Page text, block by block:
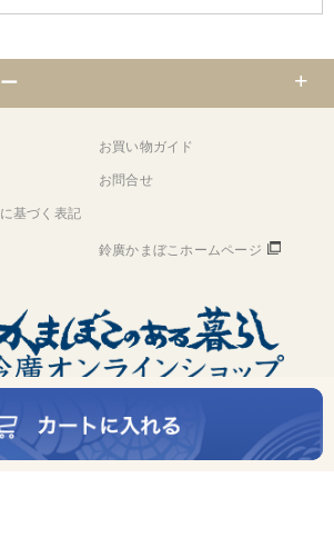
お買い物ガイド
お問合せ
基づく表記
鈴廣かまぼこホームページ
© Suzuhiro Co.,Ltd. All rights reserved.